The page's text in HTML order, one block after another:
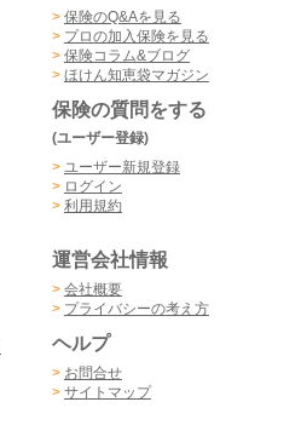
> 保険のQ&Aを見る
> プロの加入保険を見る
> 保険コラム&ブログ
> ほけん知恵袋マガジン
保険の質問をする
(ユーザー登録)
> ユーザー新規登録
> ログイン
> 利用規約
運営会社情報
> 会社概要
> プライバシーの考え方
ヘルプ
> お問合せ
> サイトマップ